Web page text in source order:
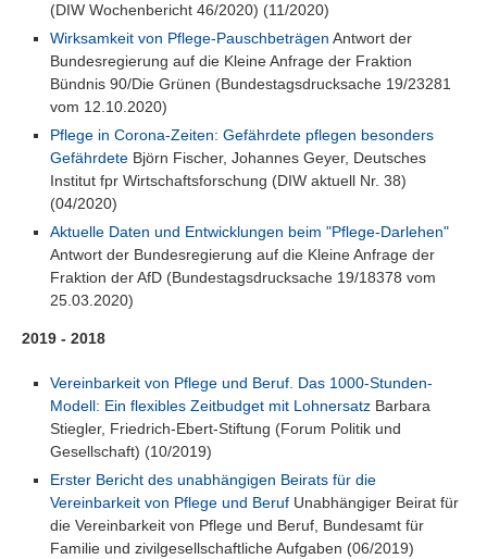
(DIW Wochenbericht 46/2020) (11/2020)
Wirksamkeit von Pflege-Pauschbeträgen Antwort der
Bundesregierung auf die Kleine Anfrage der Fraktion
Bündnis 90/Die Grünen (Bundestagsdrucksache 19/23281
vom 12.10.2020)
Pflege in Corona-Zeiten: Gefährdete pflegen besonders
GefährdeteBjörn Fischer, Johannes Geyer, Deutsches
Institut fpr Wirtschaftsforschung (DIW aktuell Nr. 38)
(04/2020)
Aktuelle Daten und Entwicklungen beim "Pflege-Darlehen"
Antwort der Bundesregierung auf die Kleine Anfrage der
Fraktion der AfD (Bundestagsdrucksache 19/18378 vom
25.03.2020)
2019 - 2018
Vereinbarkeit von Pflege und Beruf. Das 1000-Stunden-
Modell: Ein flexibles Zeitbudget mit LohnersatzBarbara
Stiegler, Friedrich-Ebert-Stiftung (Forum Politik und
Gesellschaft) (10/2019)
Erster Bericht des unabhängigen Beirats für die
Vereinbarkeit von Pflege und Beruf Unabhängiger Beirat für
die Vereinbarkeit von Pflege und Beruf, Bundesamt für
Familie und zivilgesellschaftliche Aufgaben (06/2019)